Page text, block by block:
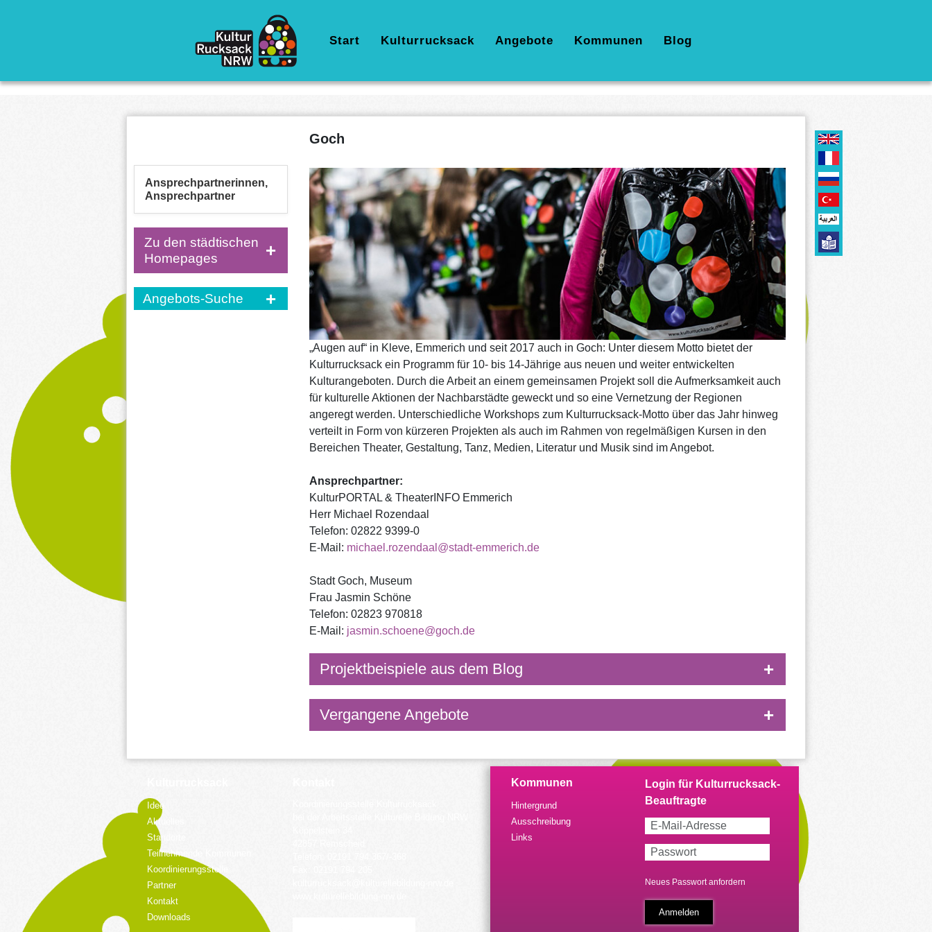
Hauptnavigation
Start Kulturrucksack Angebote Kommunen Blog
Ansprechpartnerinnen,
Ansprechpartner
Zu den städtischen
Homepages
Angebots-Suche
Goch
„Augen auf“ in Kleve, Emmerich und seit 2017 auch in Goch: Unter diesem Motto bietet der
Kulturrucksack ein Programm für 10- bis 14-Jährige aus neuen und weiter entwickelten
Kulturangeboten. Durch die Arbeit an einem gemeinsamen Projekt soll die Aufmerksamkeit auch
für kulturelle Aktionen der Nachbarstädte geweckt und so eine Vernetzung der Regionen
angeregt werden. Unterschiedliche Workshops zum Kulturrucksack-Motto über das Jahr hinweg
verteilt in Form von kürzeren Projekten als auch im Rahmen von regelmäßigen Kursen in den
Bereichen Theater, Gestaltung, Tanz, Medien, Literatur und Musik sind im Angebot.
Ansprechpartner:
KulturPORTAL & TheaterINFO Emmerich
Herr Michael Rozendaal
Telefon: 02822 9399-0
E-Mail: michael.rozendaal@stadt-emmerich.de
Stadt Goch, Museum
Frau Jasmin Schöne
Telefon: 02823 970818
E-Mail: jasmin.schoene@goch.de
Projektbeispiele aus dem Blog
Vergangene Angebote
Idee
Aktuelles
Standorte
Teilnehmende Kommunen
Koordinierungsstelle
Partner
Kontakt
Downloads
Kommunen
Hintergrund
Ausschreibung
Links
Neues Passwort anfordern